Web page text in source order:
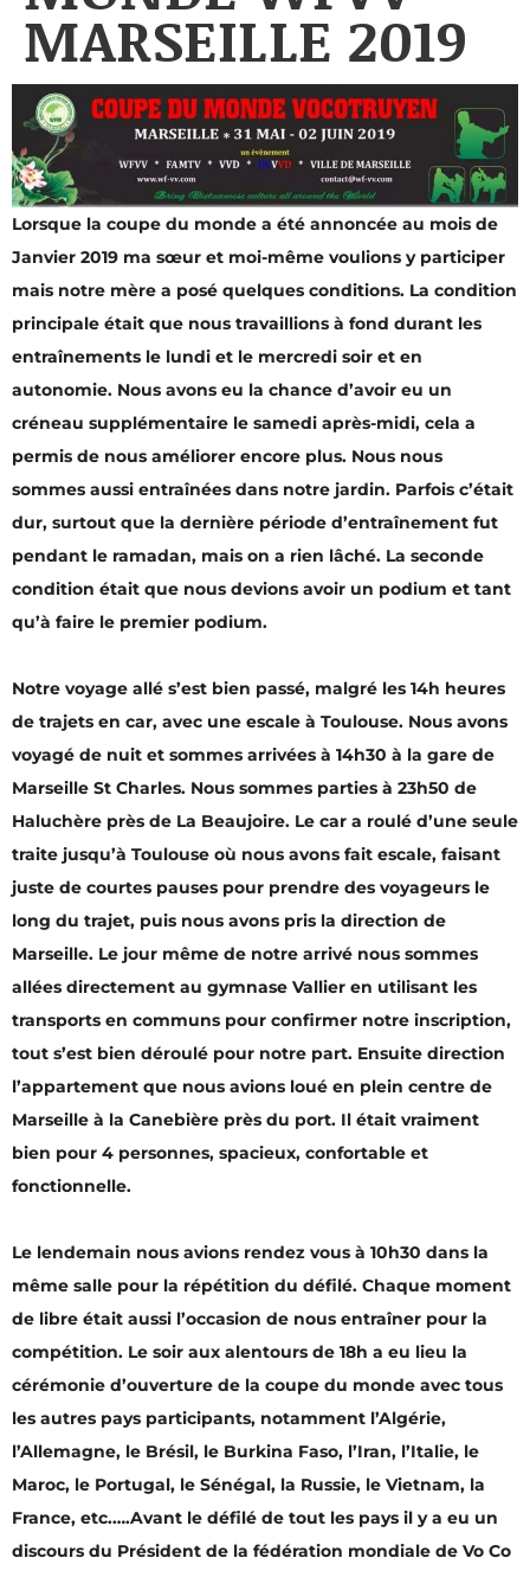
MARSEILLE 2019
Lorsque la coupe du monde a été annoncée au mois de
Janvier 2019 ma sœur et moi-même voulions y participer
mais notre mère a posé quelques conditions. La condition
principale était que nous travaillions à fond durant les
entraînements le lundi et le mercredi soir et en
autonomie. Nous avons eu la chance d’avoir eu un
créneau supplémentaire le samedi après-midi, cela a
permis de nous améliorer encore plus. Nous nous
sommes aussi entraînées dans notre jardin. Parfois c’était
dur, surtout que la dernière période d’entraînement fut
pendant le ramadan, mais on a rien lâché. La seconde
condition était que nous devions avoir un podium et tant
qu’à faire le premier podium.
Notre voyage allé s’est bien passé, malgré les 14h heures
de trajets en car, avec une escale à Toulouse. Nous avons
voyagé de nuit et sommes arrivées à 14h30 à la gare de
Marseille St Charles. Nous sommes parties à 23h50 de
Haluchère près de La Beaujoire. Le car a roulé d’une seule
traite jusqu’à Toulouse où nous avons fait escale, faisant
juste de courtes pauses pour prendre des voyageurs le
long du trajet, puis nous avons pris la direction de
Marseille. Le jour même de notre arrivé nous sommes
allées directement au gymnase Vallier en utilisant les
transports en communs pour confirmer notre inscription,
tout s’est bien déroulé pour notre part. Ensuite direction
l’appartement que nous avions loué en plein centre de
Marseille à la Canebière près du port. Il était vraiment
bien pour 4 personnes, spacieux, confortable et
fonctionnelle.
Le lendemain nous avions rendez vous à 10h30 dans la
même salle pour la répétition du défilé. Chaque moment
de libre était aussi l’occasion de nous entraîner pour la
compétition. Le soir aux alentours de 18h a eu lieu la
cérémonie d’ouverture de la coupe du monde avec tous
les autres pays participants, notamment l’Algérie,
l’Allemagne, le Brésil, le Burkina Faso, l’Iran, l’Italie, le
Maroc, le Portugal, le Sénégal, la Russie, le Vietnam, la
France, etc.….Avant le défilé de tout les pays il y a eu un
discours du Président de la fédération mondiale de Vo Co